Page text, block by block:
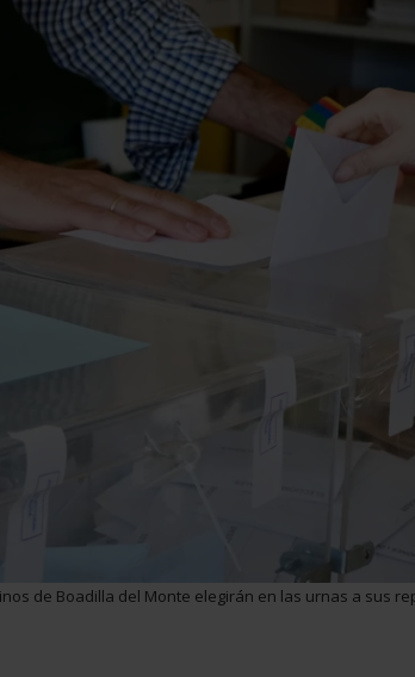
de Boadilla del Monte elegirán en las urnas a sus